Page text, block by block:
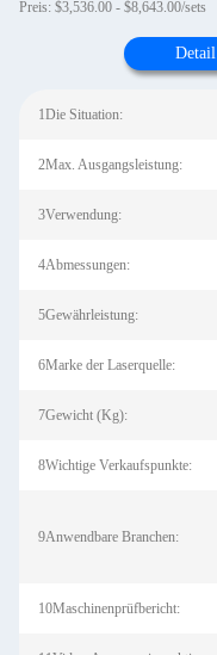
Preis: $3,536.00 - $8,643.00/sets
Detail
1Die Situation:
2Max. Ausgangsleistung:
3Verwendung:
4Abmessungen:
5Gewährleistung:
6Marke der Laserquelle:
7Gewicht (Kg):
8Wichtige Verkaufspunkte:
9Anwendbare Branchen:
10Maschinenprüfbericht: